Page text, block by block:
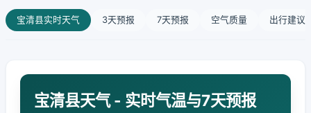
宝清县实时天气 3天预报 7天预报 空气质量 出行建议
宝清县天气 - 实时气温与7天预报